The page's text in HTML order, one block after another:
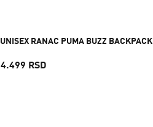
UNISEX RANAC PUMA BUZZ BACKPACK
4.499 RSD